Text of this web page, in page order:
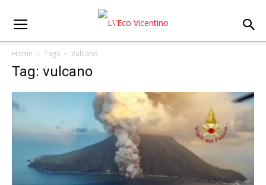
Home Tags Vulcano
Tag: vulcano